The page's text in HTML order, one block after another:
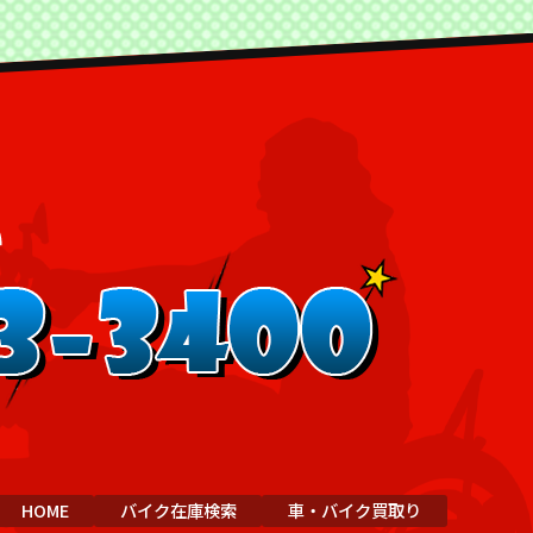
HOME バイク在庫検索 車・バイク買取り